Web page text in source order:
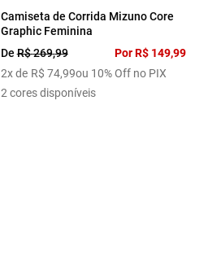
Camiseta de Corrida Mizuno Core
Graphic Feminina
DeR$269,99 PorR$ 149,99
2x de R$ 74,99ou 10% Off no PIX
2 cores disponíveis